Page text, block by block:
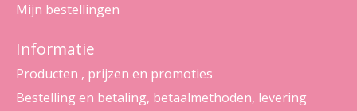
Mijn bestellingen
Informatie
Producten , prijzen en promoties
Bestelling en betaling, betaalmethoden, levering